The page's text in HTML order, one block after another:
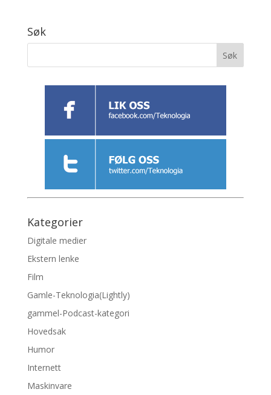
Søk
Kategorier
Digitale medier
Ekstern lenke
Film
Gamle-Teknologia(Lightly)
gammel-Podcast-kategori
Hovedsak
Humor
Internett
Maskinvare